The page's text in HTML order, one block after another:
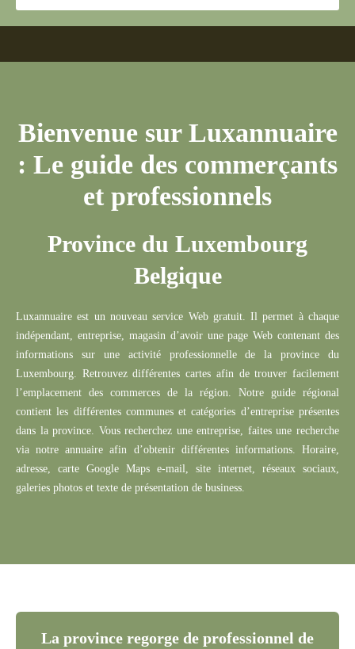
Rechercher
Bienvenue sur Luxannuaire
: Le guide des commerçants
et professionnels
Province du Luxembourg
Belgique
Luxannuaire est un nouveau service Web gratuit. Il permet à chaque
indépendant, entreprise, magasin d’avoir une page Web contenant des
informations sur une activité professionnelle de la province du
Luxembourg. Retrouvez différentes cartes afin de trouver facilement
l’emplacement des commerces de la région. Notre guide régional
contient les différentes communes et catégories d’entreprise présentes
dans la province. Vous recherchez une entreprise, faites une recherche
via notre annuaire afin d’obtenir différentes informations. Horaire,
adresse, carte Google Maps e-mail, site internet, réseaux sociaux,
galeries photos et texte de présentation de business.
La province regorge de professionnel de